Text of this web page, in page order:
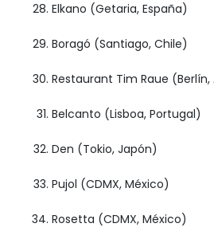
Elkano (Getaria, España)
Boragó (Santiago, Chile)
Restaurant Tim Raue
Belcanto (Lisboa, Portugal)
Den (Tokio, Japón)
Pujol (CDMX, México)
Rosetta (CDMX, México)